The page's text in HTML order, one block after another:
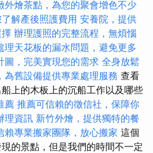
外燴茶點，為您的聚會增色不少
解產後照護費用 安養院，提供
辦理護照的完整流程，無煩惱
理天花板的漏水問題，避免更多
圖，完美實現您的需求 全身放鬆
為舊設備提供專業處理服務 查看
上的木板上的沉船工作以及哪些
薦 推薦可信賴的徵信社，保障你
理資訊 新竹外燴，提供獨特的餐
賴專業搬家團隊，放心搬家 這個
的景點，但是我們的時間不一定